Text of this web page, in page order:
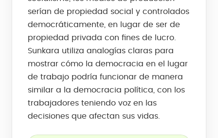
serían de propiedad social y controlados
democráticamente, en lugar de ser de
propiedad privada con fines de lucro.
Sunkara utiliza analogías claras para
mostrar cómo la democracia en el lugar
de trabajo podría funcionar de manera
similar a la democracia política, con los
trabajadores teniendo voz en las
decisiones que afectan sus vidas.